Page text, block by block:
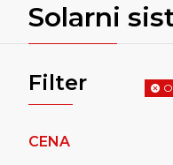
Solarni
Filter
CENA